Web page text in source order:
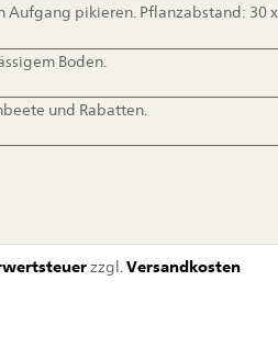
Aufgang pikieren. Pflanzabstand: 30 x
Boden.
und Rabatten.
zzgl. Versandkosten